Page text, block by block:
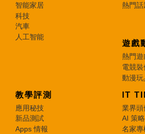
智能家居
科技
汽車
人工智能
熱門話
遊戲
熱門遊
電競裝
動漫玩
教學評測
應用秘技
新品測試
Apps 情報
IT
業界頭
AI 策略
名家專